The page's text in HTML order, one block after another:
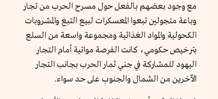
مع وجود بعضهم بالفعل حول مسرح الحرب من تجار
وباعة متجولين تبعوا المعسكرات لبيع التبغ والمشروبات
الكحولية والمواد الغذائية ومجموعة واسعة من السلع
بترخيص حكومي، كانت الفرصة مواتية أمام التجار
اليهود للمشاركة في جني ثمار الحرب بجانب التجار
الآخرين من الشمال والجنوب على حد سواء.